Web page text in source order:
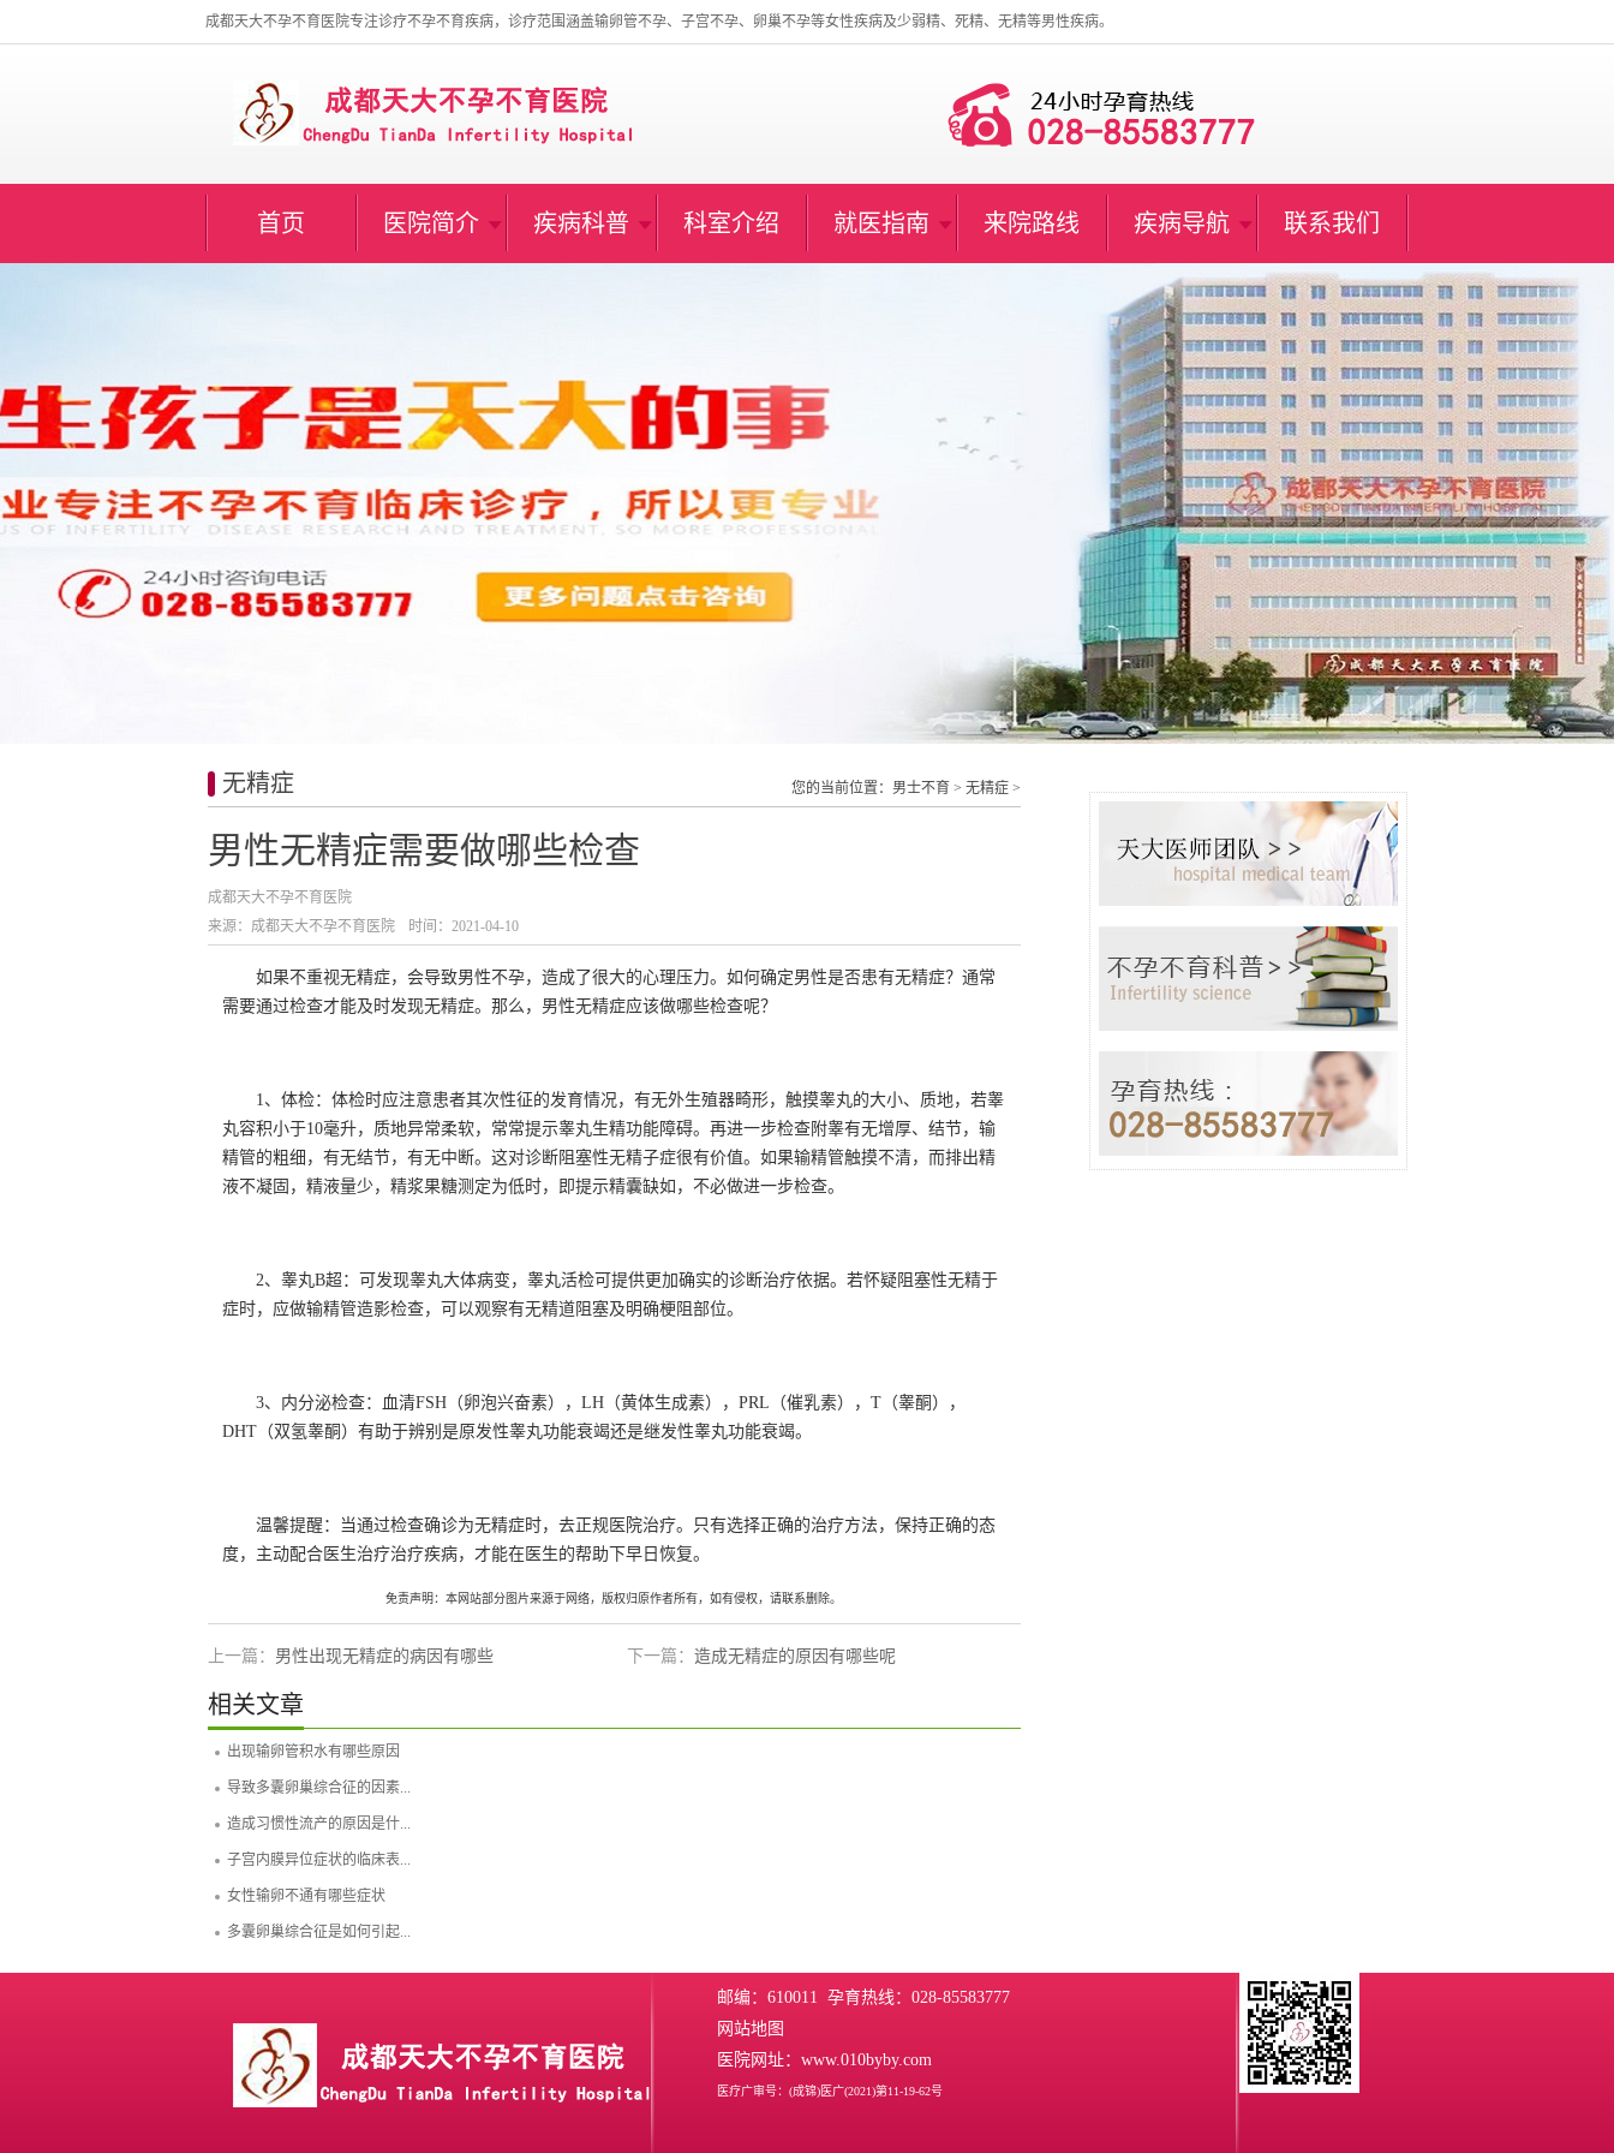
成都天大不孕不育医院专注诊疗不孕不育疾病，诊疗范围涵盖输卵管不孕、子宫不孕、卵巢不孕等女性疾病及少弱精、死精、无精等男性疾病。
首页 医院简介 疾病科普 科室介绍 就医指南 来院路线 疾病导航 联系我们
无精症 您的当前位置： 男士不育 > 无精症>
男性无精症需要做哪些检查
成都天大不孕不育医院
来源：成都天大不孕不育医院
时间：2021-04-10
如果不重视无精症，会导致男性不孕，造成了很大的心理压力。如何确定男性是否患有无精症？通常
需要通过检查才能及时发现无精症。那么，男性无精症应该做哪些检查呢？
1、体检：体检时应注意患者其次性征的发育情况，有无外生殖器畸形，触摸睾丸的大小、质地，若睾
丸容积小于10毫升，质地异常柔软，常常提示睾丸生精功能障碍。再进一步检查附睾有无增厚、结节，输
精管的粗细，有无结节，有无中断。这对诊断阻塞性无精子症很有价值。如果输精管触摸不清，而排出精
液不凝固，精液量少，精浆果糖测定为低时，即提示精囊缺如，不必做进一步检查。
2、睾丸B超：可发现睾丸大体病变，睾丸活检可提供更加确实的诊断治疗依据。若怀疑阻塞性无精于
症时，应做输精管造影检查，可以观察有无精道阻塞及明确梗阻部位。
3、内分泌检查：血清FSH（卵泡兴奋素），LH（黄体生成素），PRL（催乳素），T（睾酮），
DHT（双氢睾酮）有助于辨别是原发性睾丸功能衰竭还是继发性睾丸功能衰竭。
温馨提醒：当通过检查确诊为无精症时，去正规医院治疗。只有选择正确的治疗方法，保持正确的态
度，主动配合医生治疗治疗疾病，才能在医生的帮助下早日恢复。
免责声明：本网站部分图片来源于网络，版权归原作者所有，如有侵权，请联系删除。
上一篇： 男性出现无精症的病因有哪些 下一篇： 造成无精症的原因有哪些呢
相关文章
出现输卵管积水有哪些原因
导致多囊卵巢综合征的因素...
造成习惯性流产的原因是什...
子宫内膜异位症状的临床表...
女性输卵不通有哪些症状
多囊卵巢综合征是如何引起...
邮编：610011 孕育热线：028-85583777
网站地图
医院网址：www.010byby.com
医疗广审号：(成锦)医广(2021)第11-19-62号